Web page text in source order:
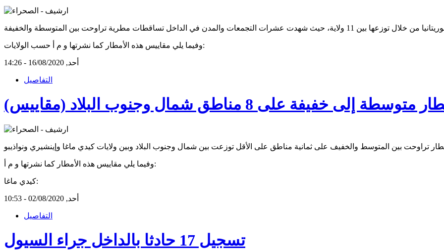
وفيما يلي مقاييس هذه الأمطار كما نشرتها و م أ حسب الولايات:
أحد, 16/08/2020 - 14:26
التفاصيل
متوسطة إلى خفيفة على 8 مناطق شمال وجنوب البلاد (مقاييس)
وفيما يلي مقاييس هذه الأمطار كما نشرتها و م أ:
كيدي ماغا:
أحد, 02/08/2020 - 10:53
التفاصيل
تسجيل 17 حادثا بالداخل جراء السيول